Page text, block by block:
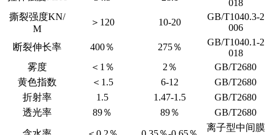
018
撕裂强度KN/
M
＞120 10-20
GB/T1040.3-2
006
断裂伸长率
400％ 275％
GB/T1040.1-2
018
雾度
＜1％ 2％
GB/T2680
黄色指数
＜1.5 6-12
GB/T2680
折射率
1.5 1.47-1.5
GB/T2680
透光率
89％ 89％ GB/T2680
离子型中间膜